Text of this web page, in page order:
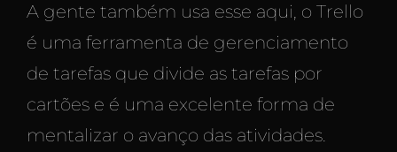
A gente também usa esse aqui, o Trello
é uma ferramenta de gerenciamento
de tarefas que divide as tarefas por
cartões e é uma excelente forma de
mentalizar o avanço das atividades.